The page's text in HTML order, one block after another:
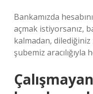
Bankamızda
açmak istiyorsanız,
kalmadan,
şubemiz aracılığıyla